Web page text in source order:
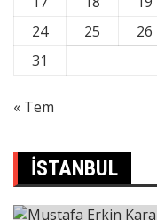
24
25 26
31
« Tem
İSTANBUL